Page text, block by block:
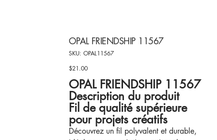
OPAL FRIENDSHIP 11567
SKU: SKU
OPAL11567
OPAL11567
Price
$21.00
OPAL FRIENDSHIP 11567
Description du produit
Fil de qualité supérieure
pour projets créatifs
Découvrez un fil polyvalent et durable,